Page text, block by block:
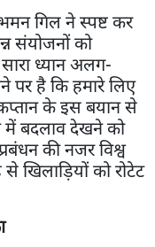
गिल ने स्पष्ट कर
संयोजनों को
ध्यान अलग-
है कि हमारे लिए
के इस बयान से
बदलाव देखने को
की नजर विश्व
खिलाड़ियों को रोटेट